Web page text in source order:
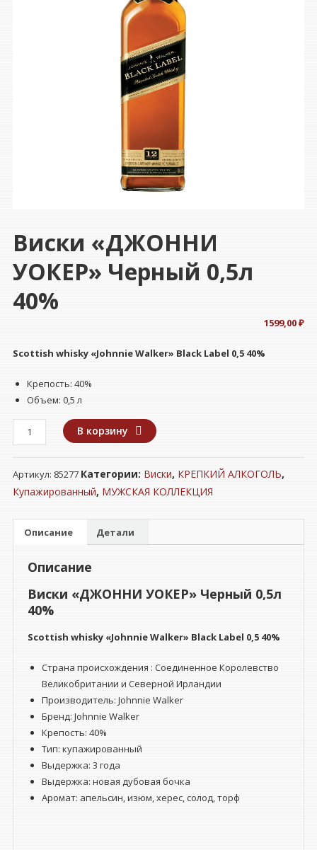
Виски «ДЖОННИ
УОКЕР» Черный 0,5л
40%
1599,00₽
Scottish whisky «Johnnie Walker» Black Label 0,5 40%
Крепость: 40%
Объем: 0,5 л
Количество
товара
Виски
"ДЖОННИ
УОКЕР"
0,5л
40%
В корзину
Артикул: 85277 Категории: Виски, КРЕПКИЙ АЛКОГОЛЬ,
Купажированный, МУЖСКАЯ КОЛЛЕКЦИЯ
Описание Детали
Описание
Виски «ДЖОННИ УОКЕР» Черный 0,5л
40%
Scottish whisky «Johnnie Walker» Black Label 0,5 40%
Страна происхождения : Соединенное Королевство
Великобритании и Северной Ирландии
Производитель: Johnnie Walker
Бренд: Johnnie Walker
Крепость: 40%
Тип: купажированный
Выдержка: 3 года
Выдержка: новая дубовая бочка
Аромат: апельсин, изюм, херес, солод, торф